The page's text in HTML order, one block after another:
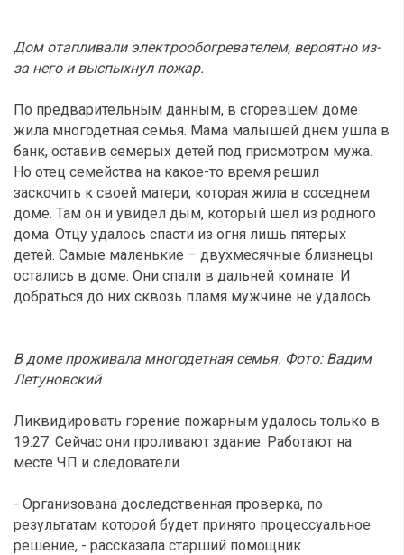
Дом отапливали электрообогревателем, вероятно из-
за него и выспыхнул пожар.
По предварительным данным, в сгоревшем доме
жила многодетная семья. Мама малышей днем ушла в
банк, оставив семерых детей под присмотром мужа.
Но отец семейства на какое-то время решил
заскочить к своей матери, которая жила в соседнем
доме. Там он и увидел дым, который шел из родного
дома. Отцу удалось спасти из огня лишь пятерых
детей. Самые маленькие – двухмесячные близнецы
остались в доме. Они спали в дальней комнате. И
добраться до них сквозь пламя мужчине не удалось.
В доме проживала многодетная семья. Фото: Вадим
Летуновский
Ликвидировать горение пожарным удалось только в
19.27. Сейчас они проливают здание. Работают на
месте ЧП и следователи.
- Организована доследственная проверка, по
результатам которой будет принято процессуальное
решение, - рассказала старший помощник